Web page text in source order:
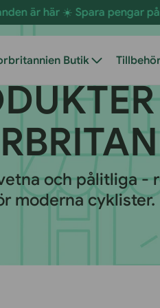
Spara pengar på E-Bikes
Butik
och pålitliga -
moderna cyklister.